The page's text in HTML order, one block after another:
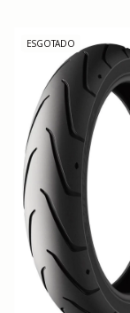
ESGOTADO